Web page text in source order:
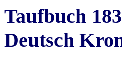
Taufbuch
Deutsch